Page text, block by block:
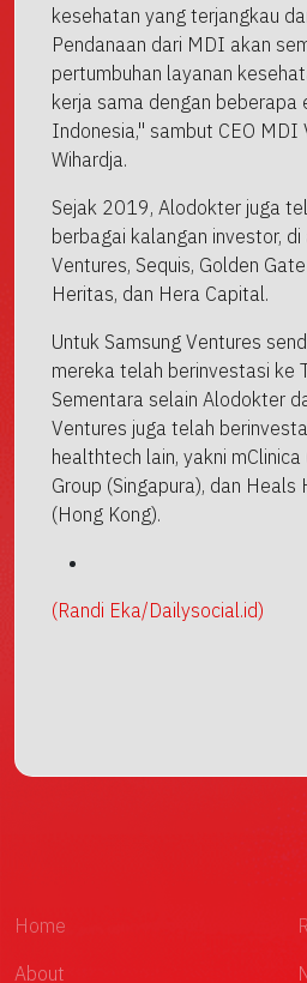
kesehatan yang terjangkau
Pendanaan dari MDI akan
pertumbuhan layanan
kerja sama dengan beberapa
Indonesia," sambut CEO MDI
Wihardja.
Sejak 2019, Alodokter juga
berbagai kalangan investor,
Ventures, Sequis, Golden
Heritas, dan Hera Capital.
Untuk Samsung Ventures
mereka telah berinvestasi ke
Sementara selain Alodokter
Ventures juga telah
healthtech lain, yakni mClinica
Group (Singapura), dan Heals
(Hong Kong).
(Randi Eka/Dailysocial.id)
Home
About